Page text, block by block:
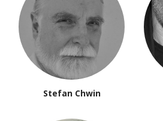
Stefan Chwin